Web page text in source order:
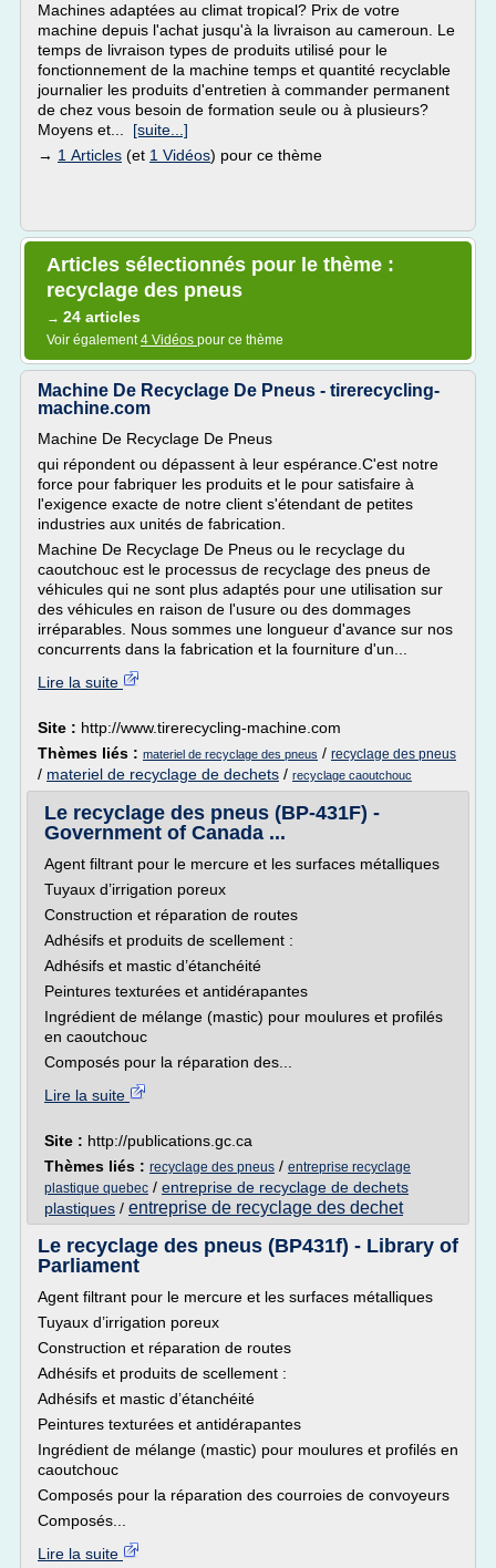
Machines adaptées au climat tropical? Prix de votre
machine depuis l'achat jusqu'à la livraison au cameroun. Le
temps de livraison types de produits utilisé pour le
fonctionnement de la machine temps et quantité recyclable
journalier les produits d'entretien à commander permanent
de chez vous besoin de formation seule ou à plusieurs?
Moyens et... [suite...]
→ 1 Articles (et 1 Vidéos) pour ce thème
Articles sélectionnés pour le thème :
recyclage des pneus
→ 24 articles
Voir également4 Vidéos pour ce thème
Machine De Recyclage De Pneus - tirerecycling-
machine.com
Machine De Recyclage De Pneus
qui répondent ou dépassent à leur espérance.C'est notre
force pour fabriquer les produits et le pour satisfaire à
l'exigence exacte de notre client s'étendant de petites
industries aux unités de fabrication.
Machine De Recyclage De Pneus ou le recyclage du
caoutchouc est le processus de recyclage des pneus de
véhicules qui ne sont plus adaptés pour une utilisation sur
des véhicules en raison de l'usure ou des dommages
irréparables. Nous sommes une longueur d'avance sur nos
concurrents dans la fabrication et la fourniture d'un...
Lire la suite
Site : http://www.tirerecycling-machine.com
Thèmes liés : materiel de recyclage des pneus / recyclage des pneus
/ materiel de recyclage de dechets / recyclage caoutchouc
Le recyclage des pneus (BP-431F) -
Government of Canada ...
Agent filtrant pour le mercure et les surfaces métalliques
Tuyaux d’irrigation poreux
Construction et réparation de routes
Adhésifs et produits de scellement :
Adhésifs et mastic d’étanchéité
Peintures texturées et antidérapantes
Ingrédient de mélange (mastic) pour moulures et profilés
en caoutchouc
Composés pour la réparation des...
Lire la suite
Site : http://publications.gc.ca
Thèmes liés : recyclage des pneus / entreprise recyclage
plastique quebec / entreprise de recyclage de dechets
plastiques / entreprise de recyclage des dechet
Le recyclage des pneus (BP431f) - Library of
Parliament
Agent filtrant pour le mercure et les surfaces métalliques
Tuyaux d’irrigation poreux
Construction et réparation de routes
Adhésifs et produits de scellement :
Adhésifs et mastic d’étanchéité
Peintures texturées et antidérapantes
Ingrédient de mélange (mastic) pour moulures et profilés en
caoutchouc
Composés pour la réparation des courroies de convoyeurs
Composés...
Lire la suite